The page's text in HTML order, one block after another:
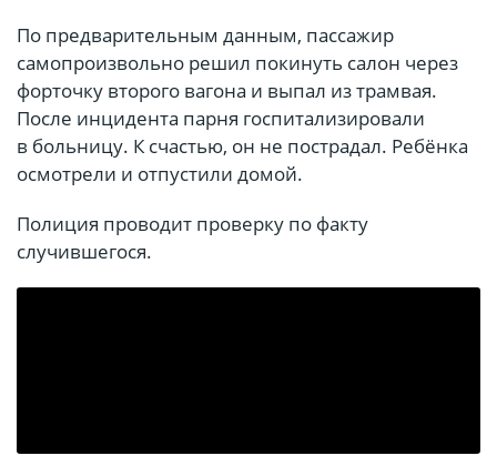
По предварительным данным, пассажир
самопроизвольно решил покинуть салон через
форточку второго вагона и выпал из трамвая.
После инцидента парня госпитализировали
в больницу. К счастью, он не пострадал. Ребёнка
осмотрели и отпустили домой.
Полиция проводит проверку по факту
случившегося.